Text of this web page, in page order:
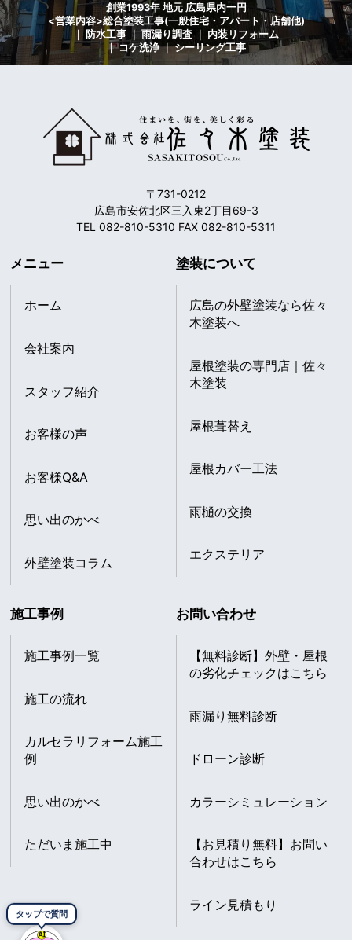
タップで質問
創業1993年 地元 広島県内一円
<営業内容>総合塗装工事(一般住宅・アパート・店舗他)
｜ 防水工事 ｜ 雨漏り調査 ｜ 内装リフォーム
｜ コケ洗浄 ｜ シーリング工事
〒731-0212
広島市安佐北区三入東2丁目69-3
TEL 082-810-5310 FAX 082-810-5311
メニュー
ホーム
会社案内
スタッフ紹介
お客様の声
お客様Q&A
思い出のかべ
外壁塗装コラム
塗装について
広島の外壁塗装なら佐々
木塗装へ
屋根塗装の専門店｜佐々
木塗装
屋根葺替え
屋根カバー工法
雨樋の交換
エクステリア
施工事例
施工事例一覧
施工の流れ
カルセラリフォーム施工
例
思い出のかべ
ただいま施工中
お問い合わせ
【無料診断】外壁・屋根
の劣化チェックはこちら
雨漏り無料診断
ドローン診断
カラーシミュレーション
【お見積り無料】お問い
合わせはこちら
ライン見積もり